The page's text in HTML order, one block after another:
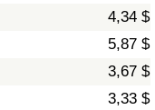
4,34 $
5,87 $
3,67 $
3,33 $